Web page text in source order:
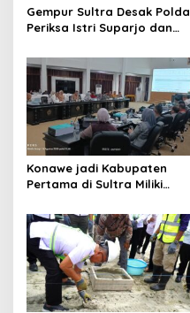
Gempur Sultra Desak Polda
Periksa Istri Suparjo dan
Kasus Tambang Ilegal
Konawe jadi Kabupaten
Pertama di Sultra Miliki
Digital, DPRD Restui
Anggaran Rp200 Juta